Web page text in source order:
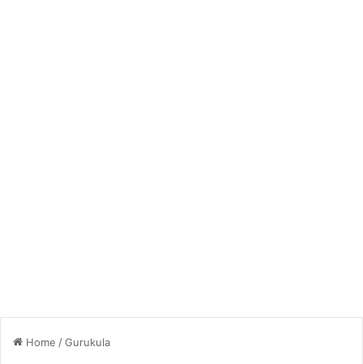
Home /Gurukula